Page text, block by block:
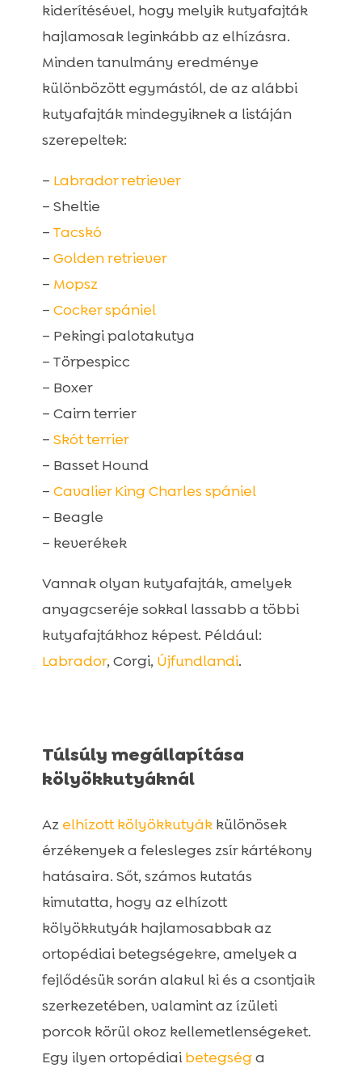
kiderítésével, hogy melyik kutyafajták
hajlamosak leginkább az elhízásra.
Minden tanulmány eredménye
különbözött egymástól, de az alábbi
kutyafajták mindegyiknek a listáján
szerepeltek:
– Labrador retriever
– Sheltie
– Tacskó
– Golden retriever
– Mopsz
– Cocker spániel
– Pekingi palotakutya
– Törpespicc
– Boxer
– Cairn terrier
– Skót terrier
– Basset Hound
– Cavalier King Charles spániel
– Beagle
– keverékek
Vannak olyan kutyafajták, amelyek
anyagcseréje sokkal lassabb a többi
kutyafajtákhoz képest. Például:
Labrador, Corgi, Újfundlandi.
Túlsúly megállapítása
kölyökkutyáknál
Az elhízott kölyökkutyákkülönösek
érzékenyek a felesleges zsír kártékony
hatásaira. Sőt, számos kutatás
kimutatta, hogy az elhízott
kölyökkutyák hajlamosabbak az
ortopédiai betegségekre, amelyek a
fejlődésük során alakul ki és a csontjaik
szerkezetében, valamint az ízületi
porcok körül okoz kellemetlenségeket.
Egy ilyen ortopédiaibetegséga